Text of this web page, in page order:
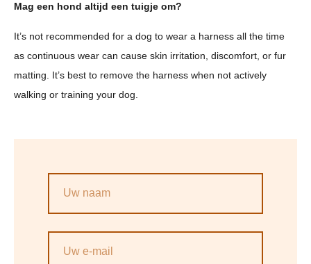
Mag een hond altijd een tuigje om?
It’s not recommended for a dog to wear a harness all the time
as continuous wear can cause skin irritation, discomfort, or fur
matting. It’s best to remove the harness when not actively
walking or training your dog.